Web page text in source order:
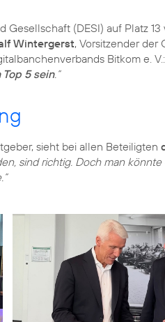
Gesellschaft (DESI) auf Platz 13
Wintergerst, Vorsitzender der
Bitkom e. V.:
5 sein.“
sieht bei allen Beteiligten
sind richtig. Doch man könnte